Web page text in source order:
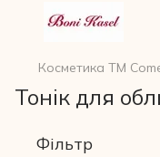
Косметика ТМ
Тонік для
Фільтр